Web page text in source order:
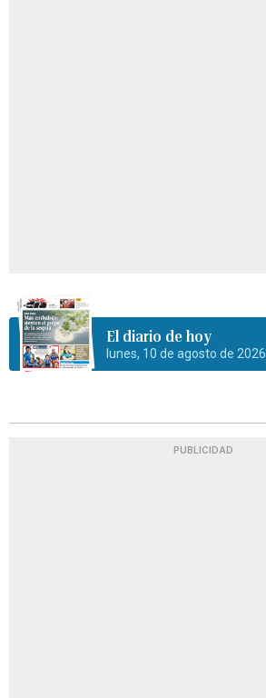
El diario de hoy
lunes, 10 de agosto de 2026
PUBLICIDAD